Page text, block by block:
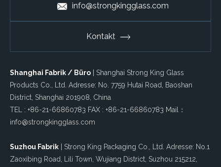
info@strongkingglass.com
Kontakt
Shanghai Fabrik / Büro | Shanghai Strong King Glass
Products Co., Ltd. Adresse: No. 7759 Hutai Road, Baoshan
District, Shanghai 201908, China
TEL : +86-21-66860783 FAX : +86-21-66860783 Mail：
info@strongkingglass.com
Suzhou Fabrik | Strong King Packaging Co., Ltd. Adresse: No.1
Zaoxibing Road, Lili Town, Wujiang District, Suzhou 215212,